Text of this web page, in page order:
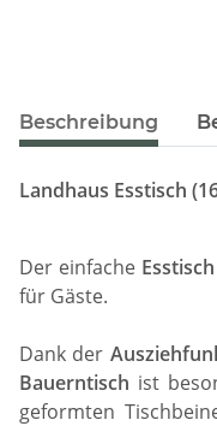
Beschreibung
Landhaus Esstisch
Der einfache Esstisch
für Gäste.
Dank der
Bauerntisch ist
geformten